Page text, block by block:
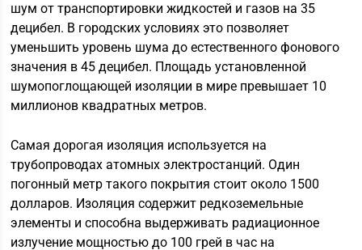
шум от транспортировки жидкостей и газов на 35
децибел. В городских условиях это позволяет
уменьшить уровень шума до естественного фонового
значения в 45 децибел. Площадь установленной
шумопоглощающей изоляции в мире превышает 10
миллионов квадратных метров.
Самая дорогая изоляция используется на
трубопроводах атомных электростанций. Один
погонный метр такого покрытия стоит около 1500
долларов. Изоляция содержит редкоземельные
элементы и способна выдерживать радиационное
излучение мощностью до 100 грей в час на